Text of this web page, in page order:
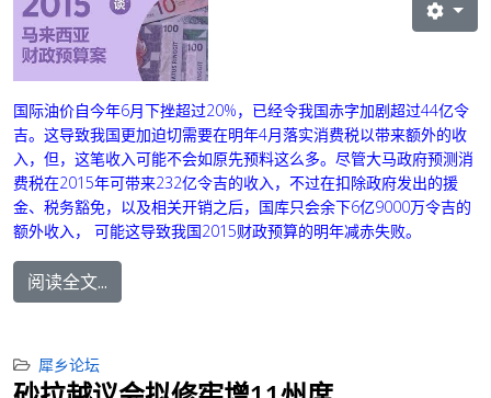
国际油价自今年6月下挫超过20%，已经令我国赤字加剧超过44亿令
吉。 这导致我国更加迫切需要在明年4月落实消费税以带来额外的收
入，但，这笔收入可能不会如原先预料这么多。 尽管大马政府预测消
费税在2015年可带来232亿令吉的收入，不过在扣除政府发出的援
金、税务豁免，以及相关开销之后，国库只会余下6亿9000万令吉的
额外收入， 可能这导致我国2015财政预算的明年减赤失败。
阅读全文...
犀乡论坛